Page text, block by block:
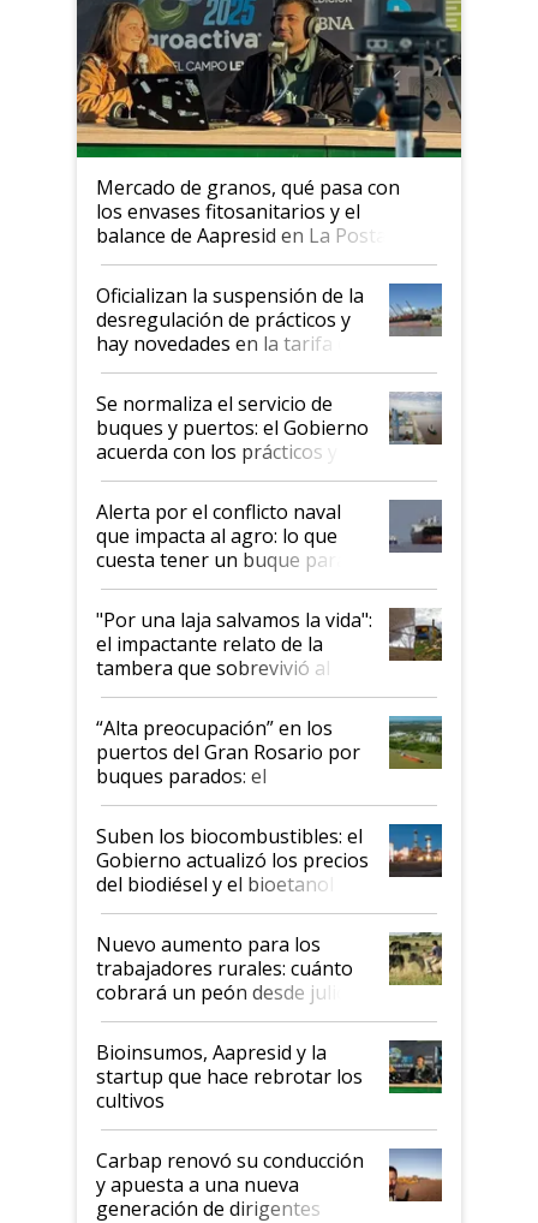
Mercado de granos, qué pasa con
los envases fitosanitarios y el
balance de Aapresid en La Posta
Oficializan la suspensión de la
desregulación de prácticos y
hay novedades en la tarifa de
la hidrovía
Se normaliza el servicio de
buques y puertos: el Gobierno
acuerda con los prácticos y
suspende el decreto de
desregulación
Alerta por el conflicto naval
que impacta al agro: lo que
cuesta tener un buque parado
y el peligro de que Argentina
pase a ser "país sucio"
"Por una laja salvamos la vida":
el impactante relato de la
tambera que sobrevivió al
tornado
“Alta preocupación” en los
puertos del Gran Rosario por
buques parados: el
funcionamiento de las
exportadoras en tensión tras
la medida de fuerza de los
prácticos
Suben los biocombustibles: el
Gobierno actualizó los precios
del biodiésel y el bioetanol
Nuevo aumento para los
trabajadores rurales: cuánto
cobrará un peón desde julio
Bioinsumos, Aapresid y la
startup que hace rebrotar los
cultivos
Carbap renovó su conducción
y apuesta a una nueva
generación de dirigentes